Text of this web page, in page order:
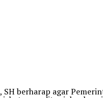
berharap agar